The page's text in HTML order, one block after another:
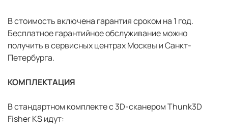
В стоимость включена гарантия сроком на 1 год.
Бесплатное гарантийное обслуживание можно
получить в сервисных центрах Москвы и Санкт-
Петербурга.
КОМПЛЕКТАЦИЯ
В стандартном комплекте с 3D-сканером Thunk3D
Fisher KS идут: